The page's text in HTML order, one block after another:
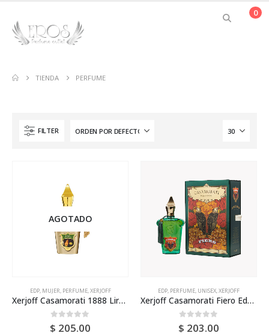
0
TIENDA PERFUME
FILTER
AGOTADO
EDP, MUJER, PERFUME,XERJOFF
Xerjoff Casamorati 1888 Lira Edp 100ml Tester Para Mujer
0 out of 5
$ 205.00
EDP, PERFUME, UNISEX,XERJOFF
Xerjoff Casamorati Fiero Edp 100ml Unisex
0 out of 5
$ 203.00